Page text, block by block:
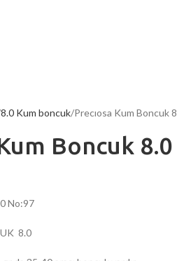
8.0 Kum boncuk Precıosa Kum Boncuk
Boncuk
No:97
8.0